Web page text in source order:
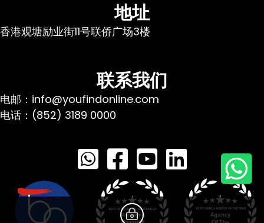
地址
香港观塘励业街11号联侨广场3楼
联系我们
电邮：info@youfindonline.com
电话：(852) 3189 0000